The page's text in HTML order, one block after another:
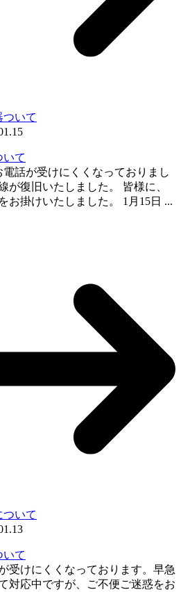
いて
電話が受けにくくなっておりまし
が復旧いたしました。 皆様に、
お掛けいたしました。 1月15日 ...
いて
受けにくくなっております。早急
対応中ですが、ご不便ご迷惑をお